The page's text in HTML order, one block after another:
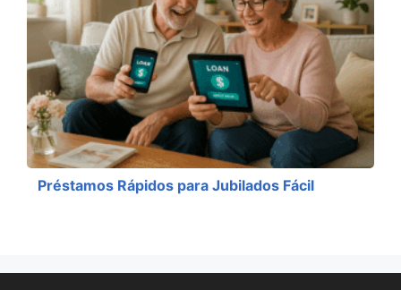
Préstamos Rápidos para Jubilados Fácil